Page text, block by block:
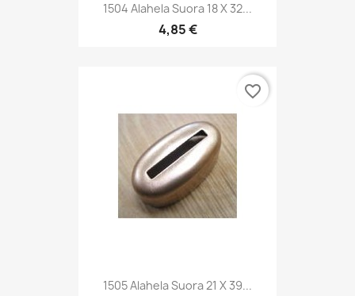
1504 Alahela Suora 18 X 32...
4,85 €
1505 Alahela Suora 21 X 39...
favorite_border